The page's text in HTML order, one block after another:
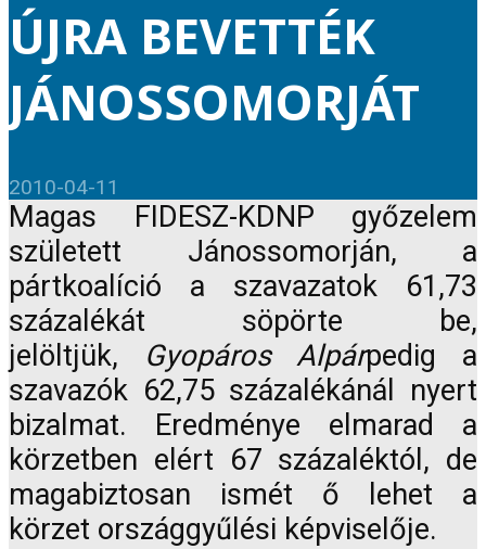
ÚJRA BEVETTÉK
JÁNOSSOMORJÁT
2010-04-11
Magas FIDESZ-KDNP győzelem
született Jánossomorján, a
pártkoalíció a szavazatok 61,73
százalékát söpörte be,
jelöltjük,
Gyopáros Alpárpedig a
szavazók 62,75 százalékánál nyert
bizalmat. Eredménye elmarad a
körzetben elért 67 százaléktól, de
magabiztosan ismét ő lehet a
körzet országgyűlési képviselője.